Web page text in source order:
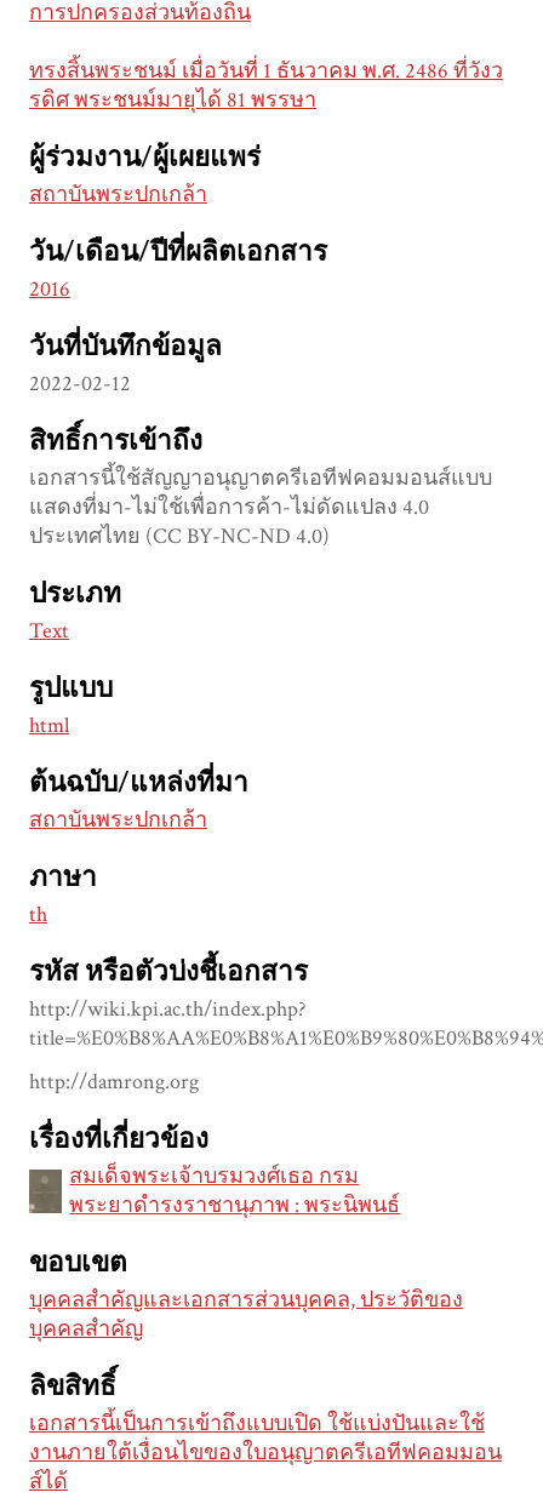
การปกครองส่วนท้องถิ่น
ทรงสิ้นพระชนม์ เมื่อวันที่ 1 ธันวาคม พ.ศ. 2486 ที่วังว
รดิศ พระชนม์มายุได้ 81 พรรษา
ผู้ร่วมงาน/ผู้เผยแพร่
สถาบันพระปกเกล้า
วัน/เดือน/ปีที่ผลิตเอกสาร
2016
วันที่บันทึกข้อมูล
2022-02-12
สิทธิ์การเข้าถึง
เอกสารนี้ใช้สัญญาอนุญาตครีเอทีฟคอมมอนส์แบบ
แสดงที่มา-ไม่ใช้เพื่อการค้า-ไม่ดัดแปลง 4.0
ประเทศไทย (CC BY-NC-ND 4.0)
ประเภท
Text
รูปแบบ
html
ต้นฉบับ/แหล่งที่มา
สถาบันพระปกเกล้า
ภาษา
th
รหัส หรือตัวบ่งชี้เอกสาร
http://wiki.kpi.ac.th/index.php?
http://damrong.org
เรื่องที่เกี่ยวข้อง
สมเด็จพระเจ้าบรมวงศ์เธอ กรม
พระยาดำรงราชานุภาพ : พระนิพนธ์
ขอบเขต
บุคคลสำคัญและเอกสารส่วนบุคคล, ประวัติของ
บุคคลสำคัญ
ลิขสิทธิ์
เอกสารนี้เป็นการเข้าถึงแบบเปิด ใช้แบ่งปันและใช้
งานภายใต้เงื่อนไขของใบอนุญาตครีเอทีฟคอมมอน
ส์ได้